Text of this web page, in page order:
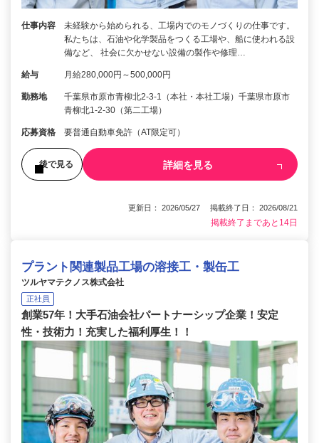
仕事内容
未経験から始められる、工場内でのモノづくりの仕事です。
私たちは、石油や化学製品をつくる工場や、船に使われる設
備など、 社会に欠かせない設備の製作や修理…
給与 月給280,000円～500,000円
勤務地
千葉県市原市青柳北2-3-1（本社・本社工場）千葉県市原市
青柳北1-2-30（第二工場）
応募資格 要普通自動車免許（AT限定可）
後で見る 詳細を見る
更新日： 2026/05/27 掲載終了日： 2026/08/21
掲載終了まであと14日
プラント関連製品工場の溶接工・製缶工
ツルヤマテクノス株式会社
正社員
創業57年！大手石油会社パートナーシップ企業！安定
性・技術力！充実した福利厚生！！